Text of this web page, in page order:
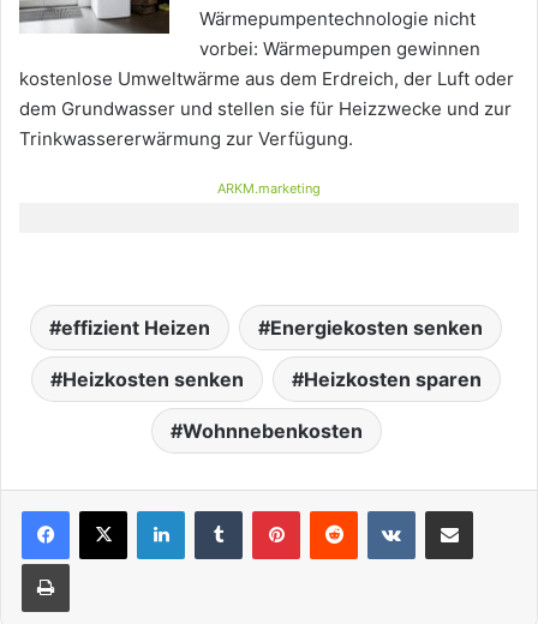
Wärmepumpentechnologie nicht
vorbei: Wärmepumpen gewinnen
kostenlose Umweltwärme aus dem Erdreich, der Luft oder
dem Grundwasser und stellen sie für Heizzwecke und zur
Trinkwassererwärmung zur Verfügung.
ARKM.marketing
effizient Heizen Energiekosten senken
Heizkosten senken Heizkosten sparen
Wohnnebenkosten